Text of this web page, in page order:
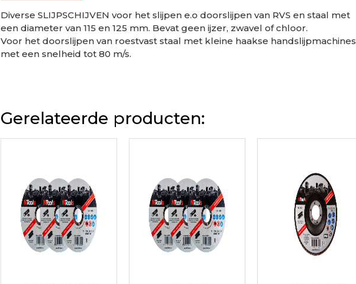
Diverse SLIJPSCHIJVEN voor het slijpen e.o doorslijpen van RVS en staal met
een diameter van 115 en 125 mm. Bevat geen ijzer, zwavel of chloor.
Voor het doorslijpen van roestvast staal met kleine haakse handslijpmachines
met een snelheid tot 80 m/s.
Gerelateerde producten: